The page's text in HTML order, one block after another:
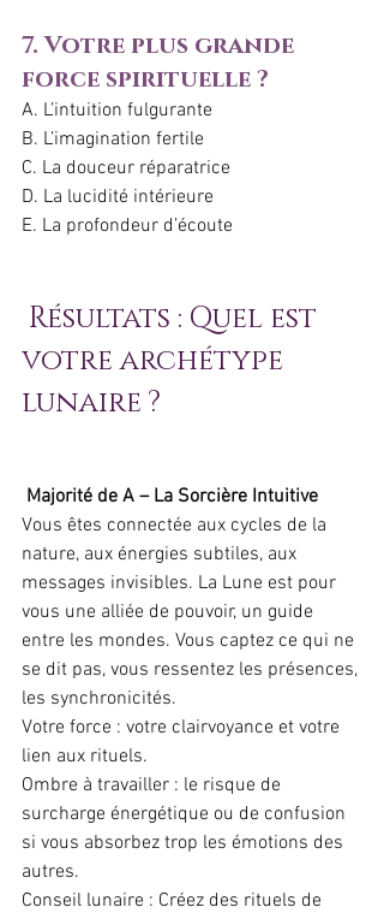
7. Votre plus grande
force spirituelle ?
A. L’intuition fulgurante
B. L’imagination fertile
C. La douceur réparatrice
D. La lucidité intérieure
E. La profondeur d’écoute
Résultats : Quel est
votre archétype
lunaire ?
Majorité de A – La Sorcière Intuitive
Vous êtes connectée aux cycles de la
nature, aux énergies subtiles, aux
messages invisibles. La Lune est pour
vous une alliée de pouvoir, un guide
entre les mondes. Vous captez ce qui ne
se dit pas, vous ressentez les présences,
les synchronicités.
Votre force : votre clairvoyance et votre
lien aux rituels.
Ombre à travailler : le risque de
surcharge énergétique ou de confusion
si vous absorbez trop les émotions des
autres.
Conseil lunaire : Créez des rituels de